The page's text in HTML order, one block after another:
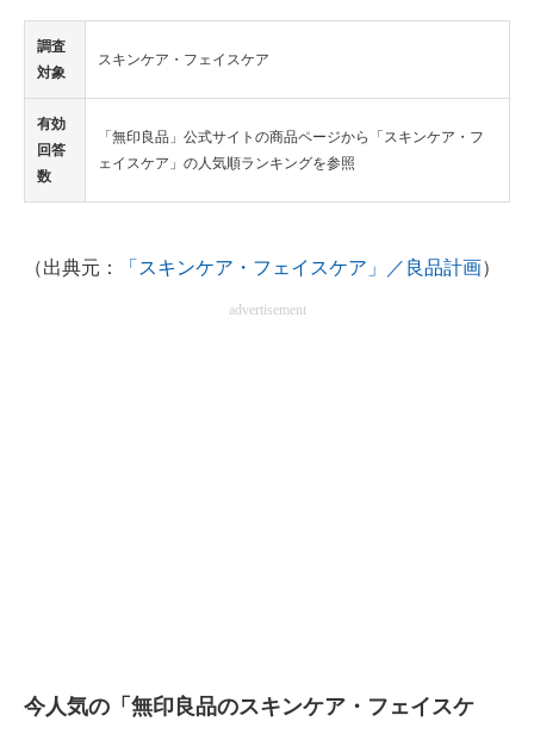
調査
対象
スキンケア・フェイスケア
有効
回答
数
「無印良品」公式サイトの商品ページから「スキンケア・フ
ェイスケア」の人気順ランキングを参照
（出典元： 「スキンケア・フェイスケア」／良品計画）
advertisement
今人気の「無印良品のスキンケア・フェイスケ